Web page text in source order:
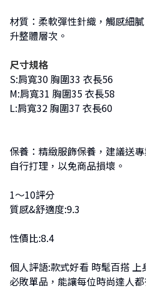
材質：柔軟彈性針織，觸感細
升整體層次。
尺寸規格
S:肩寬30 胸圍33 衣長56
M:肩寬31 胸圍35 衣長58
L:肩寬32 胸圍37 衣長60
保養：精緻服飾保養，建議送
自行打理，以免商品損壞。
1～10評分
質感&舒適度:9.3
性價比:8.4
個人評語:款式好看 時髦百搭
必敗單品，能讓每位時尚達人都